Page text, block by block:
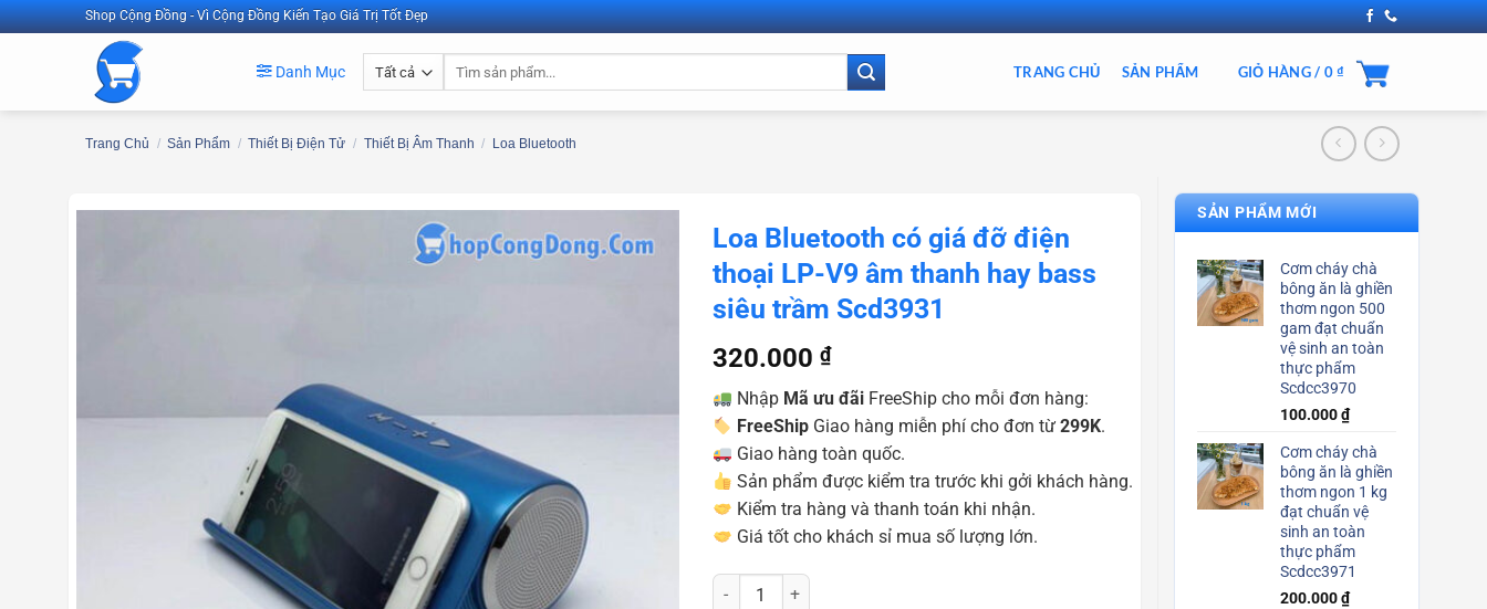
Bỏ
qua
Shop Cộng Đồng - Vì Cộng Đồng Kiến Tạo Giá Trị Tốt Đẹp
Danh Mục TRANG CHỦ SẢN PHẨM GIỎ HÀNG / 0₫
Trang Chủ / Sản Phẩm / Thiết Bị Điện Tử / Thiết Bị Âm Thanh / Loa Bluetooth
SẢN PHẨM MỚI
Cơm cháy chà
bông ăn là ghiền
thơm ngon 500
gam đạt chuẩn
vệ sinh an toàn
thực phẩm
Scdcc3970
100.000₫
Cơm cháy chà
bông ăn là ghiền
thơm ngon 1 kg
đạt chuẩn vệ
sinh an toàn
thực phẩm
Scdcc3971
200.000₫
Loa Bluetooth có giá đỡ điện
thoại LP-V9 âm thanh hay bass
siêu trầm Scd3931
320.000 ₫
Nhập Mã ưu đãiFreeShip cho mỗi đơn hàng:
FreeShipGiao hàng miễn phí cho đơn từ 299K.
Giao hàng toàn quốc.
Sản phẩm được kiểm tra trước khi gởi khách hàng.
Kiểm tra hàng và thanh toán khi nhận.
Giá tốt cho khách sỉ mua số lượng lớn.
Loa Bluetooth có giá đỡ điện thoại LP-V9 âm thanh hay bass siêu trầm Scd3931 số lượng